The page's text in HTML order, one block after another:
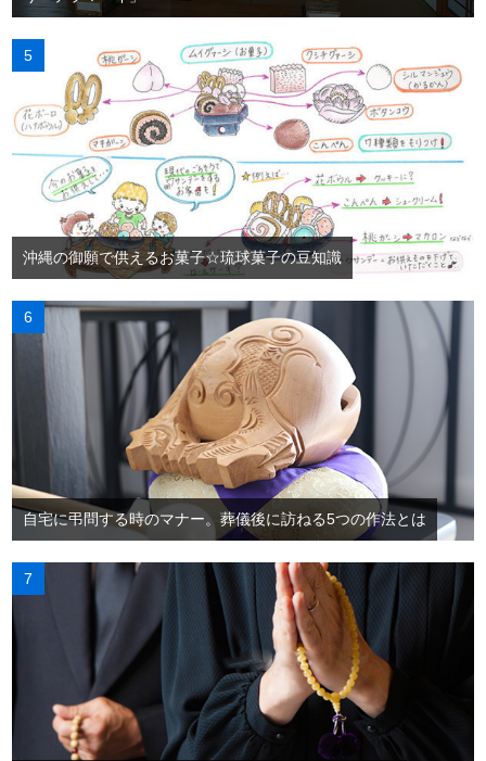
沖縄の御願で供えるお菓子☆琉球菓子の豆知識
自宅に弔問する時のマナー。葬儀後に訪ねる5つの作法とは